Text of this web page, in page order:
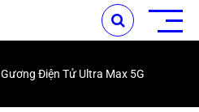
Điện Tử Ultra Max 5G